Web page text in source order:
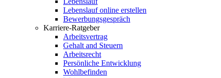
Lebenslauf online erstellen
Bewerbungsgespräch
Karriere-Ratgeber
Arbeitsvertrag
Gehalt and Steuern
Arbeitsrecht
Persönliche Entwicklung
Wohlbefinden